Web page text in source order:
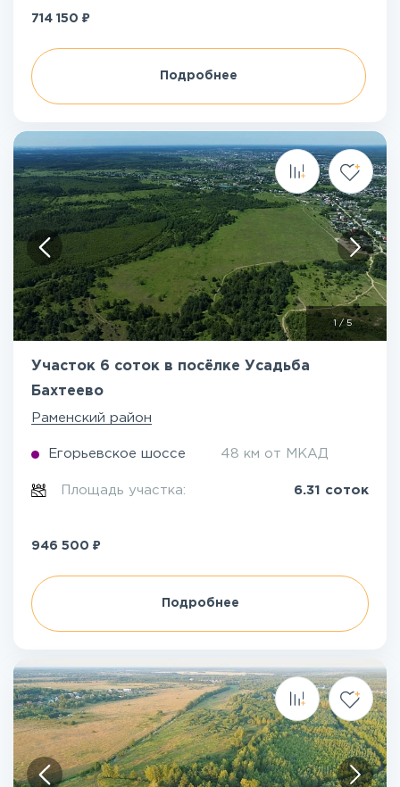
714 150 ₽
Подробнее
1/ 5
Участок 6 соток в посёлке Усадьба
Бахтеево
Раменский район
Егорьевское шоссе 48 км от МКАД
Площадь участка: 6.31 соток
946 500 ₽
Подробнее